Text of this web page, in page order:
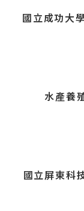
國立成功大
水產養
國立屏東科